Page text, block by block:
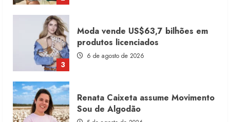
4
Renata Caixeta assume Movimento
Sou de Algodão
5 de agosto de 2026
Fakini prevê R$345 milhões de
receita em 2026